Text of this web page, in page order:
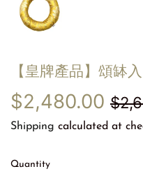
【皇牌產品】頌缽
$2,480.00
Shipping calculated at
Quantity